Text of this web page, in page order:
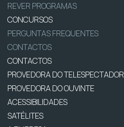
REVER PROGRAMAS
CONCURSOS
PERGUNTAS FREQUENTES
CONTACTOS
CONTACTOS
PROVEDORA DO TELESPECTADOR
PROVEDORA DO OUVINTE
ACESSIBILIDADES
SATÉLITES